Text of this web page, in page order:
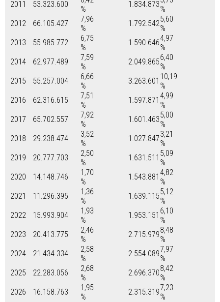
2011
53.323.600
%
1.834.873
%
2012
66.105.427
7,96
%
1.792.5425,60
%
2013
55.985.772
6,75
%
1.590.6464,97
%
2014
62.977.489
7,59
%
2.049.8656,40
%
2015
55.257.004
6,66
%
3.263.601 10,19
%
2016
62.316.615
7,51
%
1.597.871 4,99
%
2017
65.702.557
7,92
%
1.601.4635,00
%
2018
29.238.474
3,52
%
1.027.8473,21
%
2019
20.777.703
2,50
%
1.631.511 5,09
%
2020
14.148.746
1,70
%
1.543.881 4,82
%
2021
11.296.395
1,36
%
1.639.1155,12
%
2022
15.993.904
1,93
%
1.953.151 6,10
%
2023
20.413.775
2,46
%
2.715.9798,48
%
2024
21.434.334
2,58
%
2.554.0897,97
%
2025
22.283.056
2,68
%
2.696.3708,42
%
2026
16.158.763
1,95
%
2.315.3197,23
%